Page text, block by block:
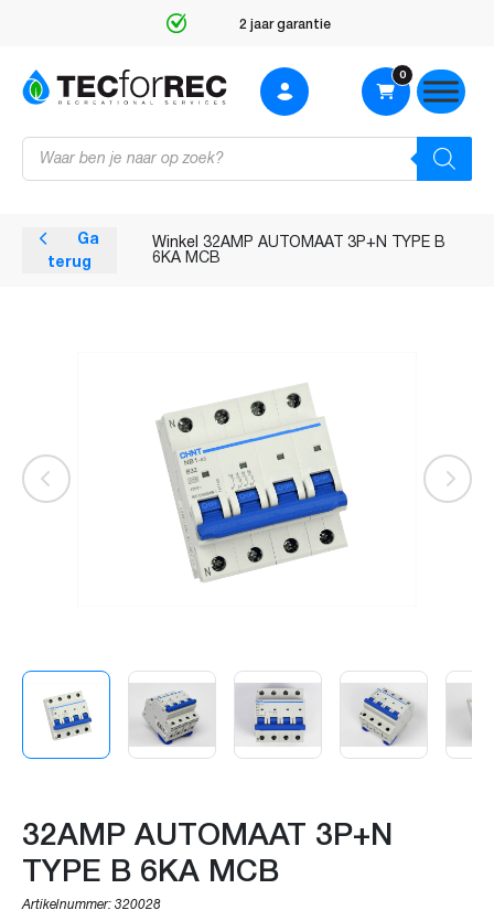
2 jaar garantie
Producten
zoeken
0
terug
Winkel 32AMP AUTOMAAT 3P+N TYPE B
6KA MCB
32AMP AUTOMAAT 3P+N
TYPE B 6KA MCB
Artikelnummer:320028